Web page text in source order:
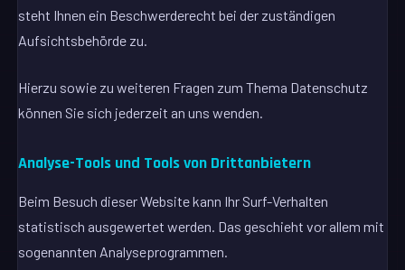
steht Ihnen ein Beschwerderecht bei der zuständigen
Aufsichtsbehörde zu.
Hierzu sowie zu weiteren Fragen zum Thema Datenschutz
können Sie sich jederzeit an uns wenden.
Analyse-Tools und Tools von Dritt­anbietern
Beim Besuch dieser Website kann Ihr Surf-Verhalten
statistisch ausgewertet werden. Das geschieht vor allem mit
sogenannten Analyseprogrammen.